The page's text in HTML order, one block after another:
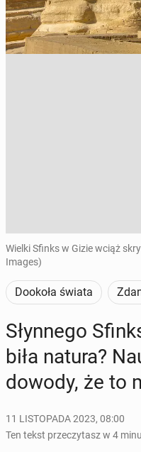
Wielki Sfinks w Gizie wciąż
Images)
Dookoła świata
Słyn­ne­go
bi­ła natura?
dowody, że to
11 LISTOPADA 2023, 08:00
Ten tekst przeczytasz w 4